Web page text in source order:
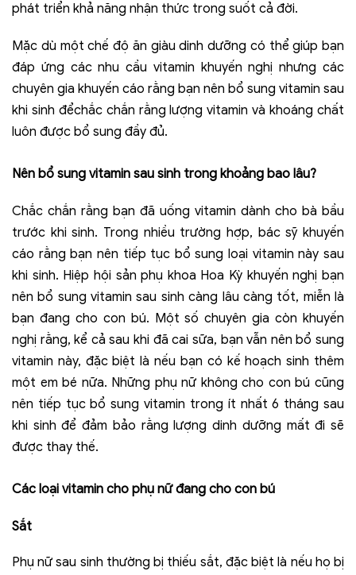
phát triển khả năng nhận thức trong suốt cả đời.
Mặc dù một chế độ ăn giàu dinh dưỡng có thể giúp bạn
đáp ứng các nhu cầu vitamin khuyến nghị nhưng các
chuyên gia khuyến cáo rằng bạn nên bổ sung vitamin sau
khi sinh đểchắc chắn rằng lượng vitamin và khoáng chất
luôn được bổ sung đầy đủ.
Nên bổ sung vitamin sau sinh trong khoảng bao lâu?
Chắc chắn rằng bạn đã uống vitamin dành cho bà bầu
trước khi sinh. Trong nhiều trường hợp, bác sỹ khuyến
cáo rằng bạn nên tiếp tục bổ sung loại vitamin này sau
khi sinh. Hiệp hội sản phụ khoa Hoa Kỳ khuyến nghị bạn
nên bổ sung vitamin sau sinh càng lâu càng tốt, miễn là
bạn đang cho con bú. Một số chuyên gia còn khuyến
nghị rằng, kể cả sau khi đã cai sữa, bạn vẫn nên bổ sung
vitamin này, đặc biệt là nếu bạn có kế hoạch sinh thêm
một em bé nữa. Những phụ nữ không cho con bú cũng
nên tiếp tục bổ sung vitamin trong ít nhất 6 tháng sau
khi sinh để đảm bảo rằng lượng dinh dưỡng mất đi sẽ
được thay thế.
Các loại vitamin cho phụ nữ đang cho con bú
Sắt
Phụ nữ sau sinh thường bị thiếu sắt, đặc biệt là nếu họ bị